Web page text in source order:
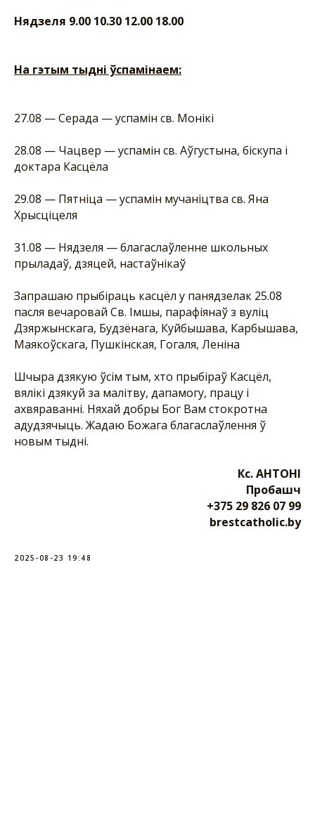
Нядзеля 9.00 10.30 12.00 18.00
На гэтым тыдні ўспамінаем:
27.08 — Серада — успамін св. Монікі
28.08 — Чацвер — успамін св. Аўгустына, біскупа і
доктара Касцёла
29.08 — Пятніца — успамін мучаніцтва св. Яна
Хрысціцеля
31.08 — Нядзеля — благаслаўленне школьных
прыладаў, дзяцей, настаўнікаў
Запрашаю прыбіраць касцёл у панядзелак 25.08
пасля вечаровай Св. Імшы, парафіянаў з вуліц
Дзяржынскага, Будзёнага, Куйбышава, Карбышава,
Маякоўскага, Пушкінская, Гогаля, Леніна
Шчыра дзякую ўсім тым, хто прыбіраў Касцёл,
вялікі дзякуй за малітву, дапамогу, працу і
ахвяраванні. Няхай добры Бог Вам стокротна
адудзячыць. Жадаю Божага благаслаўлення ў
новым тыдні.
Кс. АНТОНІ
Пробашч
+375 29 826 07 99
brestcatholic.by
2025-08-23 19:48